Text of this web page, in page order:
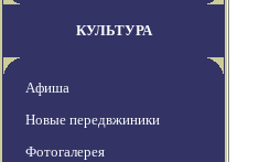
КУЛЬТУРА
Афиша
Новые передвжиники
Фотогалерея